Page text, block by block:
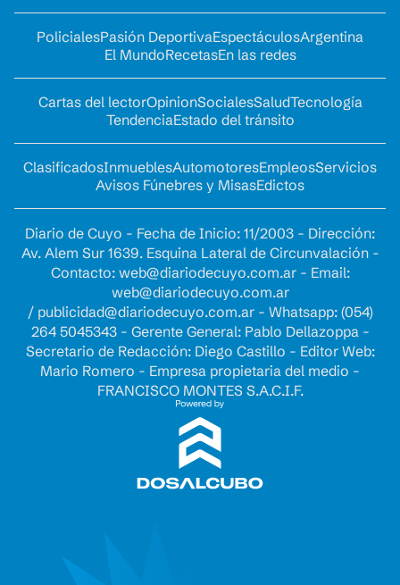
PolicialesPasión DeportivaEspectáculosArgentina
El MundoRecetasEn las redes
Cartas del lectorOpinionSocialesSaludTecnología
TendenciaEstado del tránsito
ClasificadosInmueblesAutomotoresEmpleosServicios
Avisos Fúnebres y MisasEdictos
Diario de Cuyo - Fecha de Inicio: 11/2003 - Dirección:
Av. Alem Sur 1639. Esquina Lateral de Circunvalación -
Contacto: web@diariodecuyo.com.ar- Email:
web@diariodecuyo.com.ar
/ publicidad@diariodecuyo.com.ar- Whatsapp: (054)
264 5045343 - Gerente General: Pablo Dellazoppa -
Secretario de Redacción: Diego Castillo - Editor Web:
Mario Romero - Empresa propietaria del medio -
FRANCISCO MONTES S.A.C.I.F.